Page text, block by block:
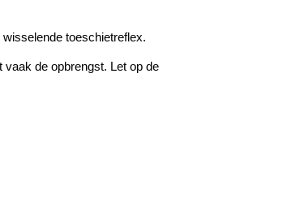
toeschietreflex.
vaak de opbrengst. Let op de